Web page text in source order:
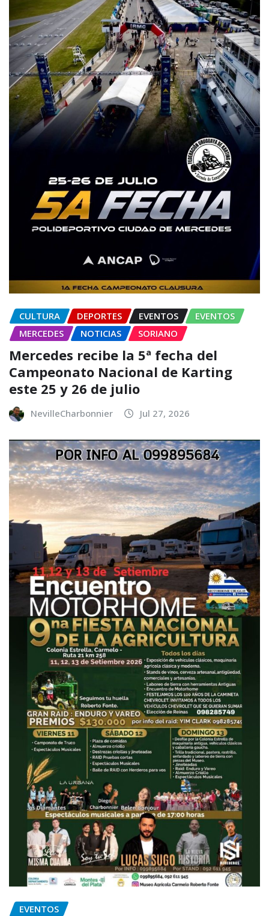
CULTURA DEPORTES EVENTOS
EVENTOS
MERCEDES
NOTICIAS SORIANO
Mercedes recibe la 5ª fecha del
Campeonato Nacional de Karting
este 25 y 26 de julio
NevilleCharbonnier Jul 27, 2026
EVENTOS